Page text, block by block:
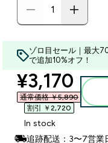
ゾロ目セール｜最大
で追加10%オフ！
¥3,170‎
通常価格 ￥5,890‎
割引 ￥2,720‎
In stock
追跡配送：3〜7営業